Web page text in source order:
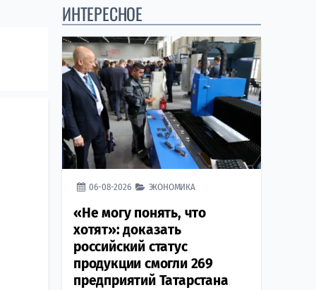
ИНТЕРЕСНОЕ
06-08-2026 ЭКОНОМИКА
«Не могу понять, что
хотят»: доказать
российский статус
продукции смогли 269
предприятий Татарстана